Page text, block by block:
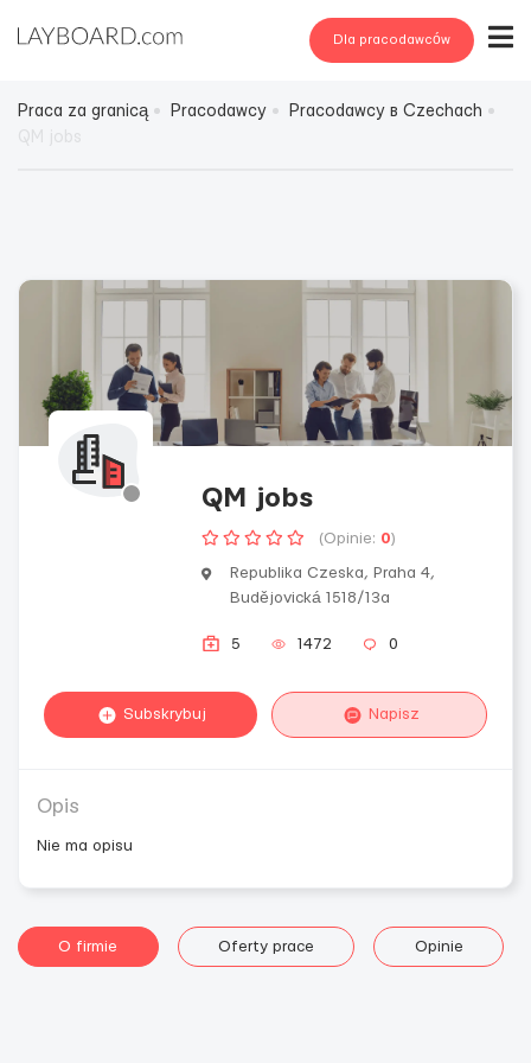
Dla pracodawców
Praca za granicą Pracodawcy
Pracodawcy в Czechach
QM jobs
(Opinie: 0)
Republika Czeska, Praha 4,
Budějovická 1518/13a
5 1472 0
Subskrybuj Napisz
Opis
Nie ma opisu
O firmie Oferty prace Opinie